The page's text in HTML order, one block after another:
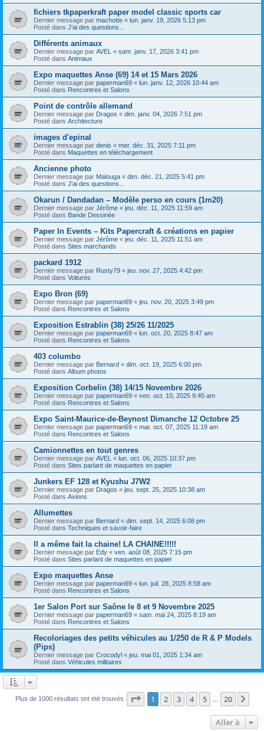
fichiers tkpaperkraft paper model classic sports car
Dernier message par machotte « lun. janv. 19, 2026 5:13 pm
Posté dans J'ai des questions...
Différents animaux
Dernier message par AVEL « sam. janv. 17, 2026 3:41 pm
Posté dans Animaux
Expo maquettes Anse (69) 14 et 15 Mars 2026
Dernier message par paperman69 « lun. janv. 12, 2026 10:44 am
Posté dans Rencontres et Salons
Point de contrôle allemand
Dernier message par Dragos « dim. janv. 04, 2026 7:51 pm
Posté dans Architecture
images d'epinal
Dernier message par denis « mer. déc. 31, 2025 7:11 pm
Posté dans Maquettes en téléchargement
Ancienne photo
Dernier message par Malouga « dim. déc. 21, 2025 5:41 pm
Posté dans J'ai des questions...
Okarun / Dandadan – Modèle perso en cours (1m20)
Dernier message par Jérôme « jeu. déc. 11, 2025 11:59 am
Posté dans Bande Dessinée
Paper In Events – Kits Papercraft & créations en papier
Dernier message par Jérôme « jeu. déc. 11, 2025 11:51 am
Posté dans Sites marchands
packard 1912
Dernier message par Rusty79 « jeu. nov. 27, 2025 4:42 pm
Posté dans Voitures
Expo Bron (69)
Dernier message par paperman69 « jeu. nov. 20, 2025 3:49 pm
Posté dans Rencontres et Salons
Exposition Estrablin (38) 25/26 11/2025
Dernier message par paperman69 « lun. oct. 20, 2025 8:47 am
Posté dans Rencontres et Salons
403 columbo
Dernier message par Bernard « dim. oct. 19, 2025 6:00 pm
Posté dans Album photos
Exposition Corbelin (38) 14/15 Novembre 2026
Dernier message par paperman69 « ven. oct. 10, 2025 9:45 am
Posté dans Rencontres et Salons
Expo Saint-Maurice-de-Beynost Dimanche 12 Octobre 25
Dernier message par paperman69 « mar. oct. 07, 2025 11:19 am
Posté dans Rencontres et Salons
Camionnettes en tout genres
Dernier message par AVEL « lun. oct. 06, 2025 10:37 pm
Posté dans Sites parlant de maquettes en papier
Junkers EF 128 et Kyushu J7W2
Dernier message par Dragos « jeu. sept. 25, 2025 10:38 am
Posté dans Avions
Allumettes
Dernier message par Bernard « dim. sept. 14, 2025 6:08 pm
Posté dans Techniques et savoir-faire
Il a même fait la chaine! LA CHAINE!!!!!
Dernier message par Edy « ven. août 08, 2025 7:15 pm
Posté dans Sites parlant de maquettes en papier
Expo maquettes Anse
Dernier message par paperman69 « lun. juil. 28, 2025 8:58 am
Posté dans Rencontres et Salons
1er Salon Port sur Saône le 8 et 9 Novembre 2025
Dernier message par paperman69 « sam. mai 24, 2025 8:19 am
Posté dans Rencontres et Salons
Recoloriages des petits véhicules au 1/250 de R & P Models
(Pips)
Dernier message par Crocodyl « jeu. mai 01, 2025 1:34 am
Posté dans Véhicules militaires
Plus de 1000 résultats ont été trouvés Page 1sur20
1 2 3 4 5 20
Aller à